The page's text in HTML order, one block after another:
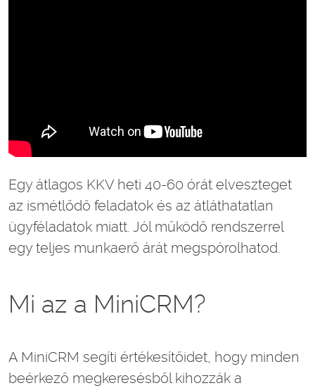
Egy átlagos KKV heti 40-60 órát elveszteget
az ismétlődő feladatok és az átláthatatlan
ügyféladatok miatt. Jól működő rendszerrel
egy teljes munkaerő árát megspórolhatod.
Mi az a MiniCRM?
A MiniCRM segíti értékesítőidet, hogy minden
beérkező megkeresésből kihozzák a